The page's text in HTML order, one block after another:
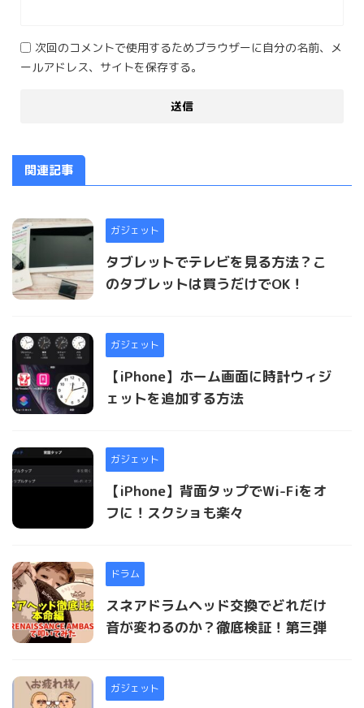
次回のコメントで使用するためブラウザーに自分の名前、メ
ールアドレス、サイトを保存する。
関連記事
ガジェット
タブレットでテレビを見る方法？こ
のタブレットは買うだけでOK！
ガジェット
【iPhone】ホーム画面に時計ウィジ
ェットを追加する方法
ガジェット
【iPhone】背面タップでWi-Fiをオ
フに！スクショも楽々
ドラム
スネアドラムヘッド交換でどれだけ
音が変わるのか？徹底検証！第三弾
ガジェット